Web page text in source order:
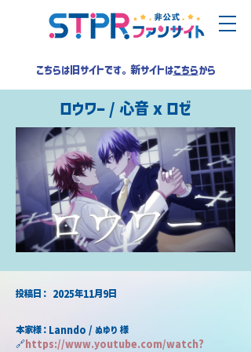
こちらは旧サイトです。新サイトはこちらから
ロウワー / 心音 x ロゼ
2025年11月9日
​投稿日：
本家様：Lanndo / ぬゆり 様
🔗https://www.youtube.com/watch?